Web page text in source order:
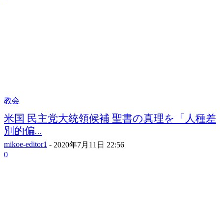
教会
米国 民主党大統領候補 聖書の真理を「人種差
別的偏...
mikoe-editor1 - 2020年7月11日 22:56
0